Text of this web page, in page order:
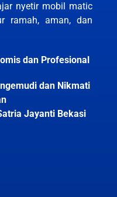
nyetir mobil matic
ramah, aman, dan
dan Profesional
dan Nikmati
Jayanti Bekasi